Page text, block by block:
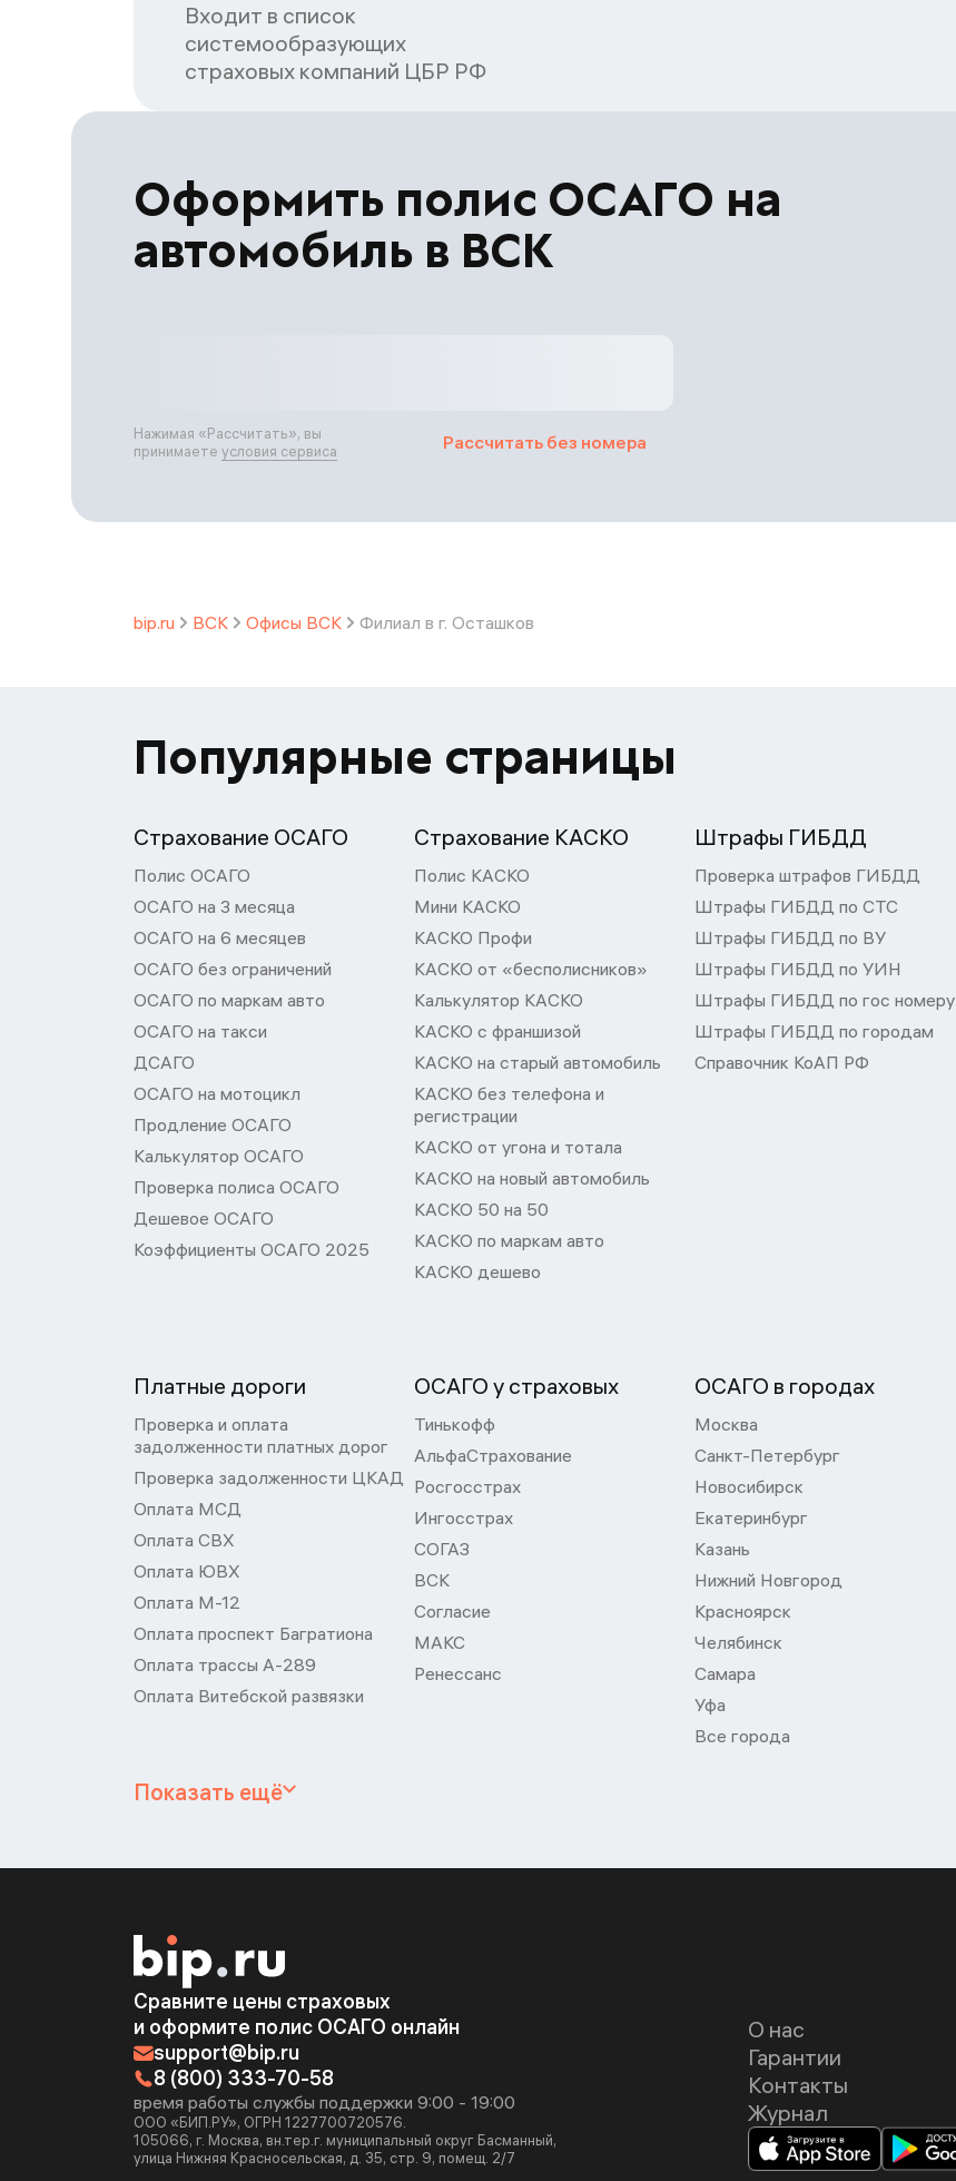
Входит в список
системообразующих
страховых компаний ЦБP РФ
Оформить полис ОСАГО на
автомобиль в ВСК
Рассчитать без номера
Нажимая «Рассчитать», вы
принимаете условия сервиса
bip.ru ВСК Офисы ВСК Филиал в г. Осташков
Популярные страницы
Страхование ОСАГО
Полис ОСАГО
ОСАГО на 3 месяца
ОСАГО на 6 месяцев
ОСАГО без ограничений
ОСАГО по маркам авто
ОСАГО на такси
ДСАГО
ОСАГО на мотоцикл
Продление ОСАГО
Калькулятор ОСАГО
Проверка полиса ОСАГО
Дешевое ОСАГО
Коэффициенты ОСАГО 2025
Страхование КАСКО
Полис КАСКО
Мини КАСКО
КАСКО Профи
КАСКО от «бесполисников»
Калькулятор КАСКО
КАСКО с франшизой
КАСКО на старый автомобиль
КАСКО без телефона и
регистрации
КАСКО от угона и тотала
КАСКО на новый автомобиль
КАСКО 50 на 50
КАСКО по маркам авто
КАСКО дешево
Штрафы ГИБДД
Проверка штрафов ГИБДД
Штрафы ГИБДД по СТС
Штрафы ГИБДД по ВУ
Штрафы ГИБДД по УИН
Штрафы ГИБДД по гос номеру
Штрафы ГИБДД по городам
Справочник КоАП РФ
Платные дороги
Проверка и оплата
задолженности платных дорог
Проверка задолженности ЦКАД
Оплата МСД
Оплата СВХ
Оплата ЮВХ
Оплата М-12
Оплата проспект Багратиона
Оплата трассы А-289
Оплата Витебской развязки
ОСАГО у страховых
Тинькофф
АльфаСтрахование
Росгосстрах
Ингосстрах
СОГАЗ
ВСК
Согласие
МАКС
Ренессанс
ОСАГО в городах
Москва
Санкт-Петербург
Новосибирск
Екатеринбург
Казань
Нижний Новгород
Красноярск
Челябинск
Самара
Уфа
Все города
Показать ещё
Сравните цены страховых
и оформите полис ОСАГО онлайн
support@bip.ru
8 (800) 333-70-58
время работы службы поддержки 9:00 - 19:00
ООО «БИП.РУ», ОГРН 1227700720576.
105066, г. Москва, вн.тер.г. муниципальный округ Басманный,
улица Нижняя Красносельская, д. 35, стр. 9, помещ. 2/7
О нас
Гарантии
Контакты
Журнал